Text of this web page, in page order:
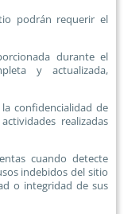
podrán requerir el
durante el
y actualizada,
confidencialidad de
realizadas
cuando detecte
indebidos del sitio
o integridad de sus